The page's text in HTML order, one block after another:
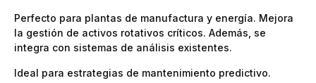
Perfecto para plantas de manufactura y energía. Mejora
la gestión de activos rotativos críticos. Además, se
integra con sistemas de análisis existentes.
Ideal para estrategias de mantenimiento predictivo.